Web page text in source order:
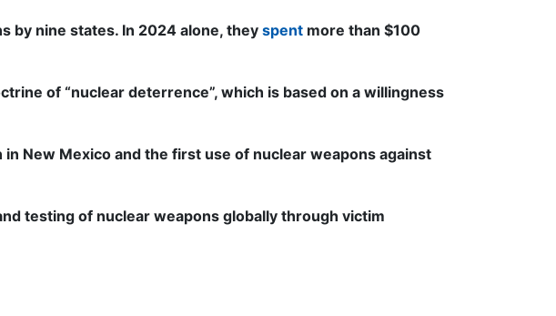
by nine states. In 2024 alone, theyspent more than $100
of “nuclear deterrence”, which is based on a willingness
New Mexico and the first use of nuclear weapons against
testing of nuclear weapons globally through victim